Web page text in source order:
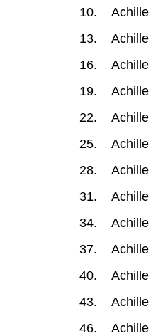
Achille
Achille
Achille
Achille
Achille
Achille
Achille
Achille
Achille
Achille
Achille
Achille
Achille